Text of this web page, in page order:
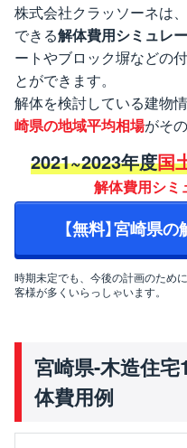
株式会社クラッソーネは
できる解体費用シミュレ
ートやブロック塀などの
とができます。
解体を検討している建物
崎県の地域平均相場がそ
2021~2023年度国
解体費用シミ
【無料】宮崎県
時期未定でも、今後の計画のため
客様が多くいらっしゃいます。
宮崎県-木造住
体費用例